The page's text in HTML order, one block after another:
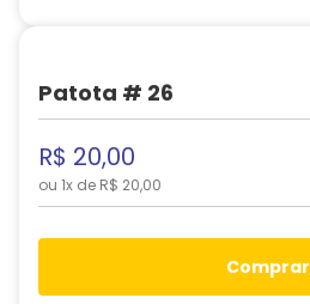
Patota # 26
R$ 20,00
ou 1x de R$ 20,00
comprar